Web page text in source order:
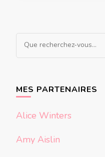
Vous
recherchiez
MES PARTENAIRES
Alice Winters
Amy Aislin